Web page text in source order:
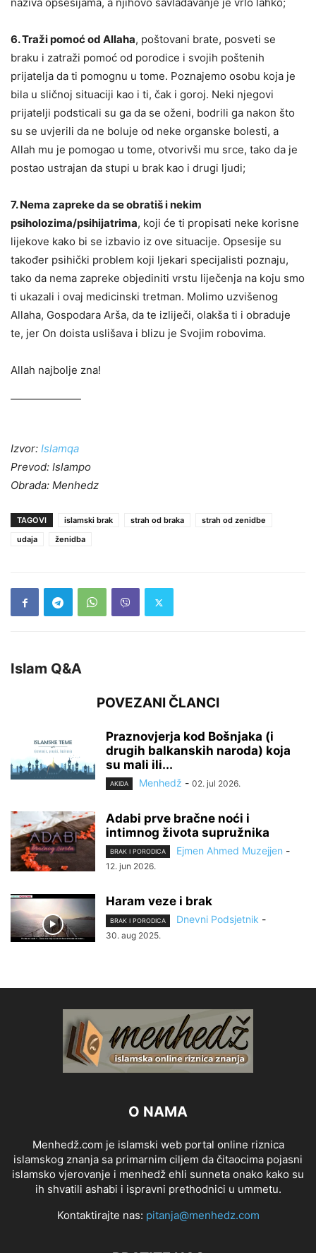
6. Traži pomoć od Allaha, poštovani brate, posveti se
braku i zatraži pomoć od porodice i svojih poštenih
prijatelja da ti pomognu u tome. Poznajemo osobu koja je
bila u sličnoj situaciji kao i ti, čak i goroj. Neki njegovi
prijatelji podsticali su ga da se oženi, bodrili ga nakon što
su se uvjerili da ne boluje od neke organske bolesti, a
Allah mu je pomogao u tome, otvorivši mu srce, tako da je
postao ustrajan da stupi u brak kao i drugi ljudi;
7. Nema zapreke da se obratiš i nekim
psiholozima/psihijatrima, koji će ti propisati neke korisne
lijekove kako bi se izbavio iz ove situacije. Opsesije su
također psihički problem koji ljekari specijalisti poznaju,
tako da nema zapreke objediniti vrstu liječenja na koju smo
ti ukazali i ovaj medicinski tretman. Molimo uzvišenog
Allaha, Gospodara Arša, da te izliječi, olakša ti i obraduje
te, jer On doista uslišava i blizu je Svojim robovima.
Allah najbolje zna!
Izvor: Islamqa
Prevod: Islampo
Obrada: Menhedz
TAGOVI islamski brak strah od braka
strah od zenidbe
udaja
ženidba
Islam Q&A
POVEZANI ČLANCI
Praznovjerja kod Bošnjaka (i
drugih balkanskih naroda) koja
su mali ili...
AKIDA Menhedž - 02. jul 2026.
Adabi prve bračne noći i
intimnog života supružnika
BRAK I PORODICA Ejmen Ahmed Muzejjen -
12. jun 2026.
Haram veze i brak
BRAK I PORODICA Dnevni Podsjetnik -
30. aug 2025.
O NAMA
Menhedž.com je islamski web portal online riznica
islamskog znanja sa primarnim ciljem da čitaocima pojasni
islamsko vjerovanje i menhedž ehli sunneta onako kako su
ih shvatili ashabi i ispravni prethodnici u ummetu.
Kontaktirajte nas: pitanja@menhedz.com